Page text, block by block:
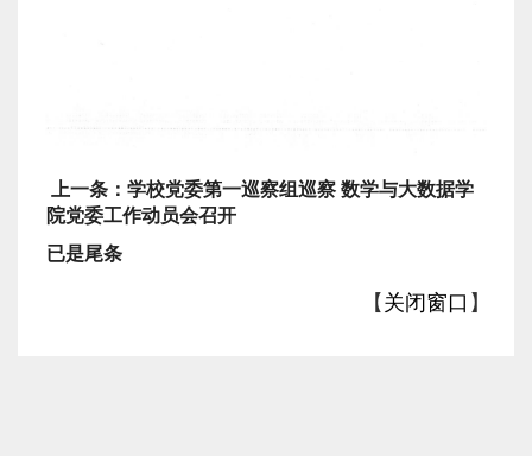
上一条：学校党委第一巡察组巡察 数学与大数据学
院党委工作动员会召开
已是尾条
【 关闭窗口 】